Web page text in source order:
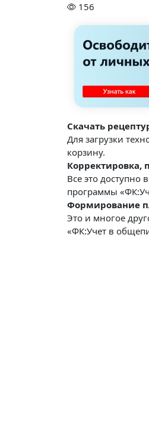
156
Скачать
Для загрузки
корзину.
Корректировка,
Все это доступно
программы
Формирование
Это и многое
«ФК:Учет в